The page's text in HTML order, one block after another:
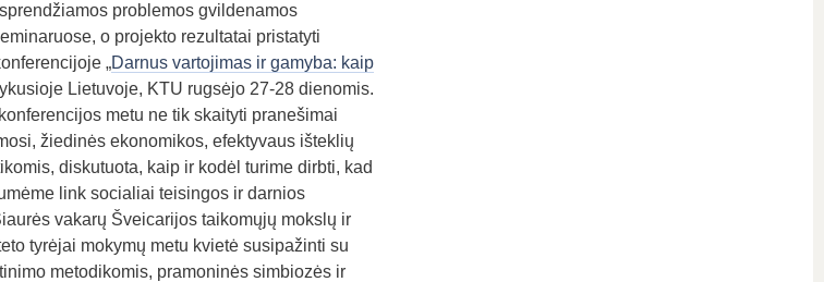
problemos gvildenamos
o projekto rezultatai pristatyti
„Darnus vartojimas ir gamyba: kaip
Lietuvoje, KTU rugsėjo 27-28 dienomis.
metu ne tik skaityti pranešimai
žiedinės ekonomikos, efektyvaus išteklių
diskutuota, kaip ir kodėl turime dirbti, kad
link socialiai teisingos ir darnios
vakarų Šveicarijos taikomųjų mokslų ir
tyrėjai mokymų metu kvietė susipažinti su
metodikomis, pramoninės simbiozės ir